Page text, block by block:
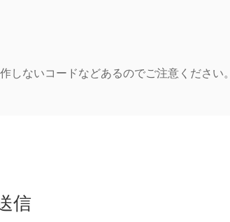
しないコードなどあるのでご注意ください。
信